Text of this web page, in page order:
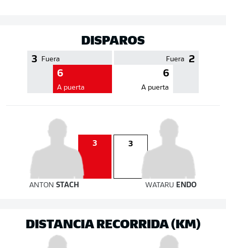
DISPAROS
3 Fuera
6
A puerta
2
Fuera
6
A puerta
3 3
ANTON STACH WATARU ENDO
DISTANCIA RECORRIDA (KM)